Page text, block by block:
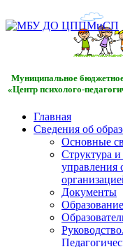
Муниципальное
«Центр психолого-
Главная
Сведения об
Основные
Структура
управления
Документы
Образование
Руководство.